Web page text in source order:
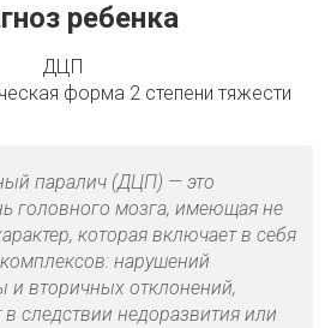
ребенка
ДЦП
форма 2 степени тяжести
паралич (ДЦП) — это
головного мозга, имеющая не
которая включает в себя
нарушений
и вторичных отклонений,
следствии недоразвития или